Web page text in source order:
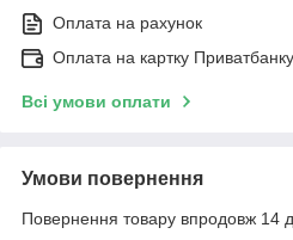
Оплата на рахунок
Оплата на картку Приватбанку
Всі умови оплати
Умови повернення
Повернення товару впродовж 14